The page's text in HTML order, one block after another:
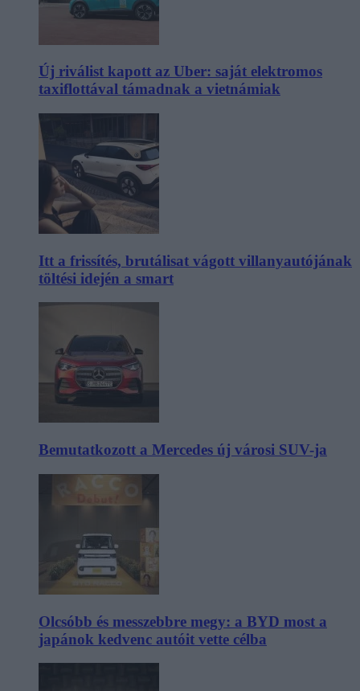
Új riválist kapott az Uber: saját elektromos
taxiflottával támadnak a vietnámiak
Itt a frissítés, brutálisat vágott villanyautójának
töltési idején a smart
Bemutatkozott a Mercedes új városi SUV-ja
Olcsóbb és messzebbre megy: a BYD most a
japánok kedvenc autóit vette célba